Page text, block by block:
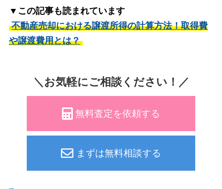
▼この記事も読まれています
不動産売却における譲渡所得の計算方法！取得費
や譲渡費用とは？
＼お気軽にご相談ください！／
無料査定を依頼する
まずは無料相談する